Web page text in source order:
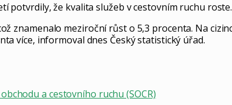
potvrdily, že kvalita služeb v cestovním ruchu roste.
znamenalo meziroční růst o 5,3 procenta. Na
více, informoval dnes Český statistický úřad.
a cestovního ruchu (SOCR)